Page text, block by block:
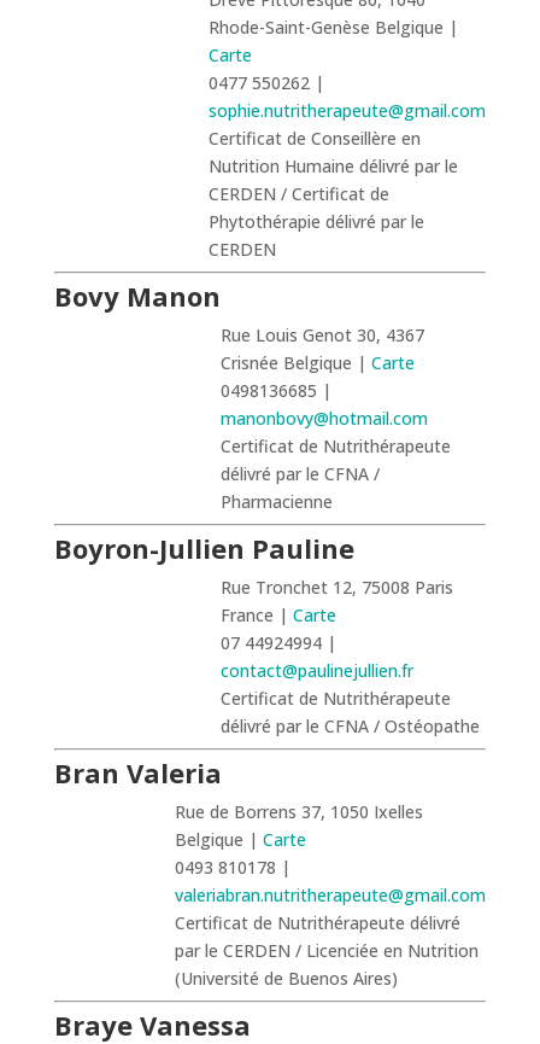
Rhode-Saint-Genèse Belgique |
Carte
0477 550262 |
sophie.nutritherapeute@gmail.com
Certificat de Conseillère en
Nutrition Humaine délivré par le
CERDEN / Certificat de
Phytothérapie délivré par le
CERDEN
Bovy Manon
Rue Louis Genot 30, 4367
Crisnée Belgique | Carte
0498136685 |
manonbovy@hotmail.com
Certificat de Nutrithérapeute
délivré par le CFNA /
Pharmacienne
Boyron-Jullien Pauline
Rue Tronchet 12, 75008 Paris
France | Carte
07 44924994 |
contact@paulinejullien.fr
Certificat de Nutrithérapeute
délivré par le CFNA / Ostéopathe
Bran Valeria
Rue de Borrens 37, 1050 Ixelles
Belgique |Carte
0493 810178 |
valeriabran.nutritherapeute@gmail.com
Certificat de Nutrithérapeute délivré
par le CERDEN / Licenciée en Nutrition
(Université de Buenos Aires)
Braye Vanessa